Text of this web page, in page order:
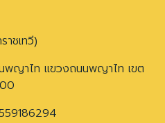
ชเทวี)
พญาไท แขวงถนนพญาไท เขต